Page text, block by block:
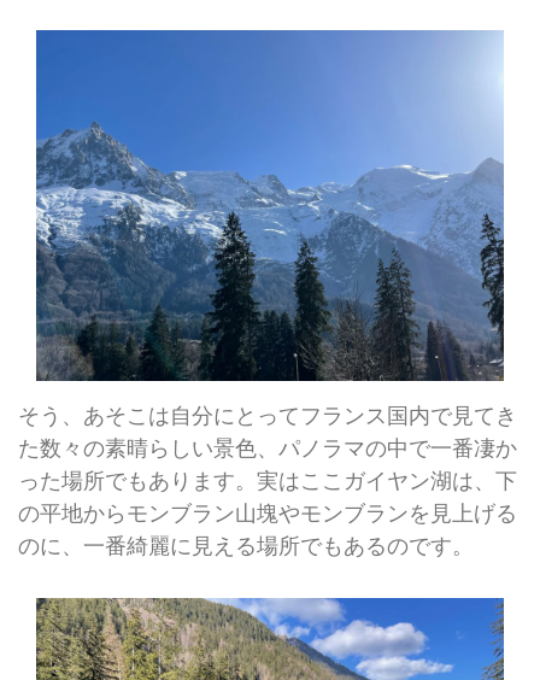
そう、あそこは自分にとってフランス国内で見てき
た数々の素晴らしい景色、パノラマの中で一番凄か
った場所でもあります。実はここガイヤン湖は、下
の平地からモンブラン山塊やモンブランを見上げる
のに、一番綺麗に見える場所でもあるのです。